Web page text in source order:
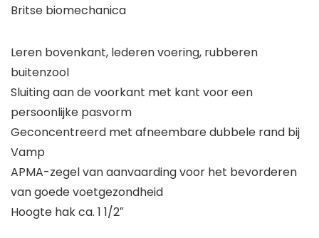
Britse biomechanica
Leren bovenkant, lederen voering, rubberen
buitenzool
Sluiting aan de voorkant met kant voor een
persoonlijke pasvorm
Geconcentreerd met afneembare dubbele rand bij
Vamp
APMA-zegel van aanvaarding voor het bevorderen
van goede voetgezondheid
Hoogte hak ca. 1 1/2″